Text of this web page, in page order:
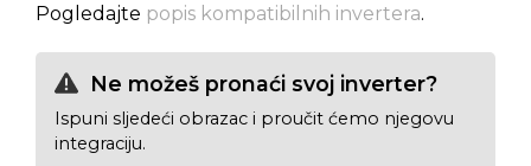
Pogledajte popis kompatibilnih invertera.
Ne možeš pronaći svoj inverter?
Ispuni sljedeći obrazac i proučit ćemo njegovu
integraciju.